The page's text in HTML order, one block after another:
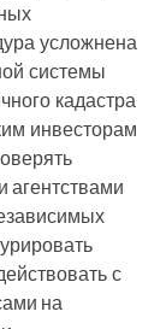
усложнена
системы
кадастра
инвесторам
агентствами
с
на